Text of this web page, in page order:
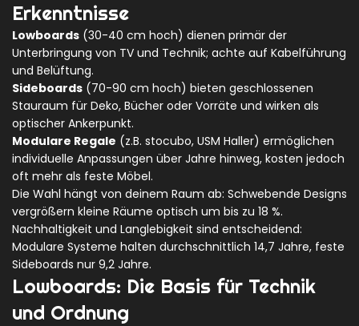
Erkenntnisse
Lowboards (30-40 cm hoch) dienen primär der
Unterbringung von TV und Technik; achte auf Kabelführung
und Belüftung.
Sideboards (70-90 cm hoch) bieten geschlossenen
Stauraum für Deko, Bücher oder Vorräte und wirken als
optischer Ankerpunkt.
Modulare Regale (z.B. stocubo, USM Haller) ermöglichen
individuelle Anpassungen über Jahre hinweg, kosten jedoch
oft mehr als feste Möbel.
Die Wahl hängt von deinem Raum ab: Schwebende Designs
vergrößern kleine Räume optisch um bis zu 18 %.
Nachhaltigkeit und Langlebigkeit sind entscheidend:
Modulare Systeme halten durchschnittlich 14,7 Jahre, feste
Sideboards nur 9,2 Jahre.
Lowboards: Die Basis für Technik
und Ordnung